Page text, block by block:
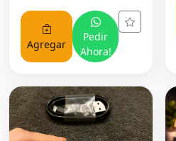
Agregar
Pedir
Ahora!